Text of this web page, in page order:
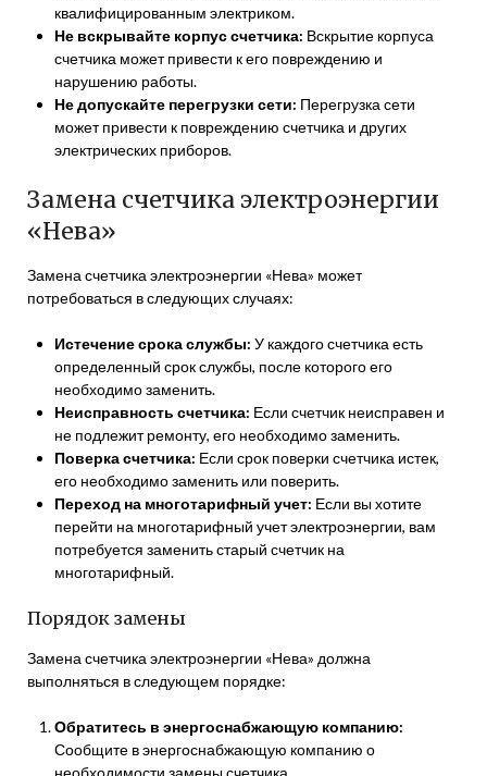
квалифицированным электриком.
Не вскрывайте корпус счетчика: Вскрытие корпуса
счетчика может привести к его повреждению и
нарушению работы.
Не допускайте перегрузки сети: Перегрузка сети
может привести к повреждению счетчика и других
электрических приборов.
Замена счетчика электроэнергии
«Нева»
Замена счетчика электроэнергии «Нева» может
потребоваться в следующих случаях:
Истечение срока службы: У каждого счетчика есть
определенный срок службы, после которого его
необходимо заменить.
Неисправность счетчика: Если счетчик неисправен и
не подлежит ремонту, его необходимо заменить.
Поверка счетчика: Если срок поверки счетчика истек,
его необходимо заменить или поверить.
Переход на многотарифный учет: Если вы хотите
перейти на многотарифный учет электроэнергии, вам
потребуется заменить старый счетчик на
многотарифный.
Порядок замены
Замена счетчика электроэнергии «Нева» должна
выполняться в следующем порядке:
Обратитесь в энергоснабжающую компанию:
Сообщите в энергоснабжающую компанию о
необходимости замены счетчика.